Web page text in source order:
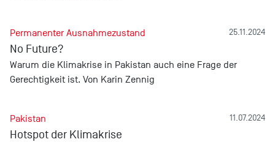
25.11.2024
Permanenter Ausnahmezustand
No Future?
Warum die Klimakrise in Pakistan auch eine Frage der
Gerechtigkeit ist. Von Karin Zennig
11.07.2024
Pakistan
Hotspot der Klimakrise